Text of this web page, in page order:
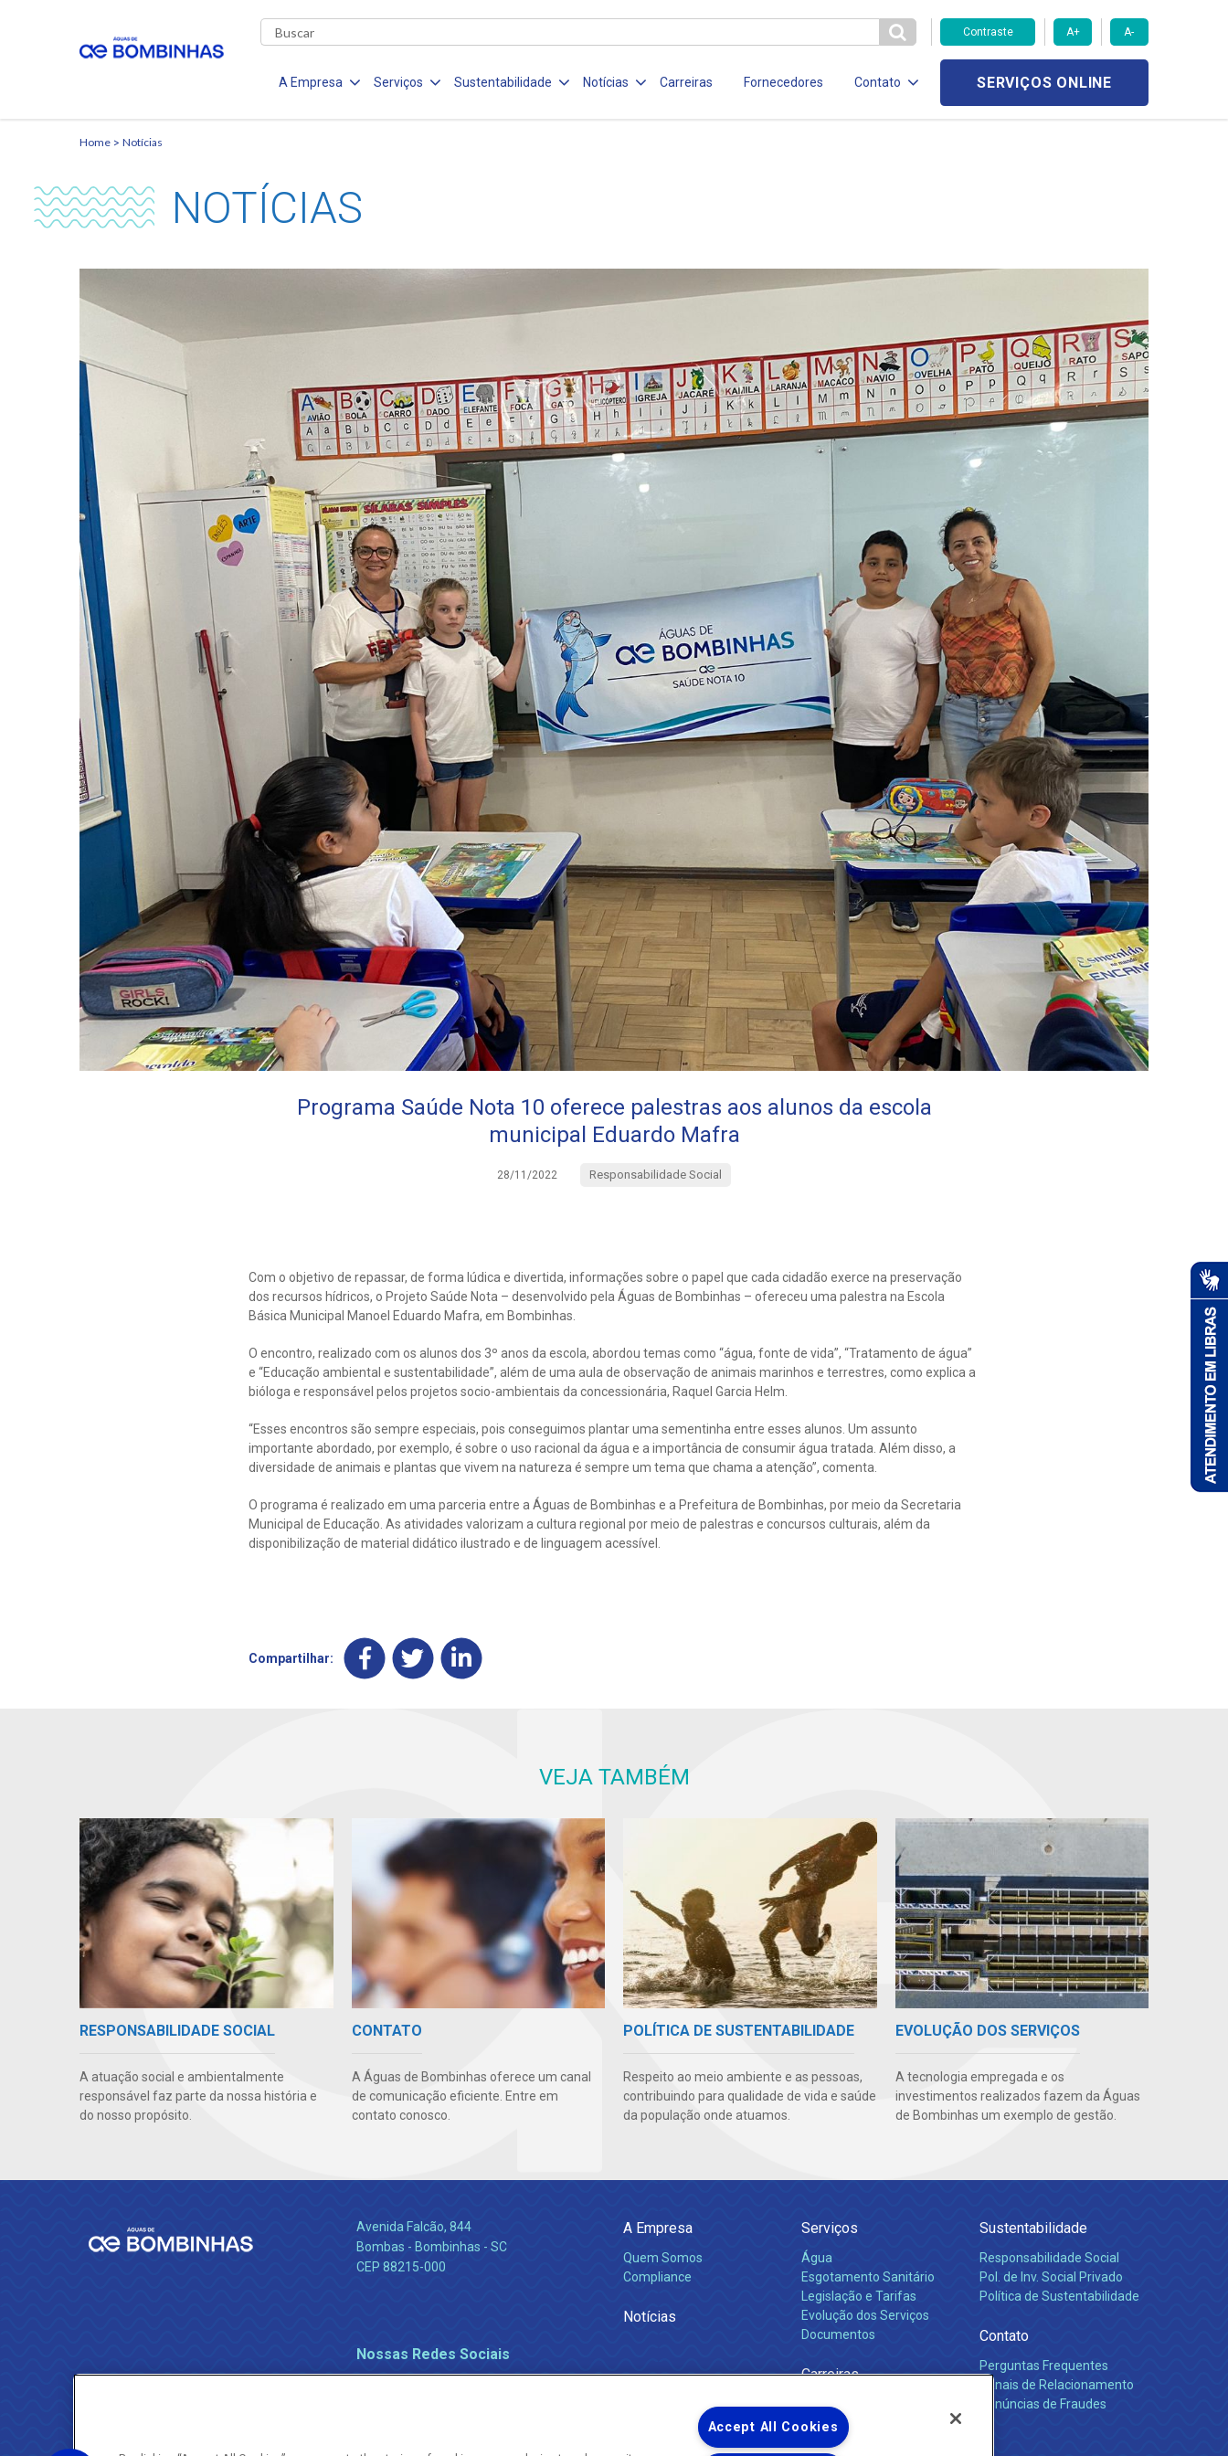
Contraste A+ A-
A Empresa Serviços Sustentabilidade Notícias Carreiras Fornecedores Contato SERVIÇOS ONLINE
Home Notícias
NOTÍCIAS
Programa Saúde Nota 10 oferece palestras aos alunos da escola
municipal Eduardo Mafra
28/11/2022 Responsabilidade Social
Com o objetivo de repassar, de forma lúdica e divertida, informações sobre o papel que cada cidadão exerce na preservação
dos recursos hídricos, o Projeto Saúde Nota – desenvolvido pela Águas de Bombinhas – ofereceu uma palestra na Escola
Básica Municipal Manoel Eduardo Mafra, em Bombinhas.
O encontro, realizado com os alunos dos 3º anos da escola, abordou temas como “água, fonte de vida”, “Tratamento de água”
e “Educação ambiental e sustentabilidade”, além de uma aula de observação de animais marinhos e terrestres, como explica a
bióloga e responsável pelos projetos socio-ambientais da concessionária, Raquel Garcia Helm.
“Esses encontros são sempre especiais, pois conseguimos plantar uma sementinha entre esses alunos. Um assunto
importante abordado, por exemplo, é sobre o uso racional da água e a importância de consumir água tratada. Além disso, a
diversidade de animais e plantas que vivem na natureza é sempre um tema que chama a atenção”, comenta.
O programa é realizado em uma parceria entre a Águas de Bombinhas e a Prefeitura de Bombinhas, por meio da Secretaria
Municipal de Educação. As atividades valorizam a cultura regional por meio de palestras e concursos culturais, além da
disponibilização de material didático ilustrado e de linguagem acessível.
Compartilhar:
VEJA TAMBÉM
RESPONSABILIDADE SOCIAL
A atuação social e ambientalmente
responsável faz parte da nossa história e
do nosso propósito.
CONTATO
A Águas de Bombinhas oferece um canal
de comunicação eficiente. Entre em
contato conosco.
POLÍTICA DE SUSTENTABILIDADE
Respeito ao meio ambiente e as pessoas,
contribuindo para qualidade de vida e saúde
da população onde atuamos.
EVOLUÇÃO DOS SERVIÇOS
A tecnologia empregada e os
investimentos realizados fazem da Águas
de Bombinhas um exemplo de gestão.
Avenida Falcão, 844
Bombas - Bombinhas - SC
CEP 88215-000
Nossas Redes Sociais
A Empresa
Quem Somos
Compliance
Notícias
Serviços
Água
Esgotamento Sanitário
Legislação e Tarifas
Evolução dos Serviços
Documentos
Carreiras
Sustentabilidade
Responsabilidade Social
Pol. de Inv. Social Privado
Política de Sustentabilidade
Contato
Perguntas Frequentes
Canais de Relacionamento
Denúncias de Fraudes
Accept All Cookies